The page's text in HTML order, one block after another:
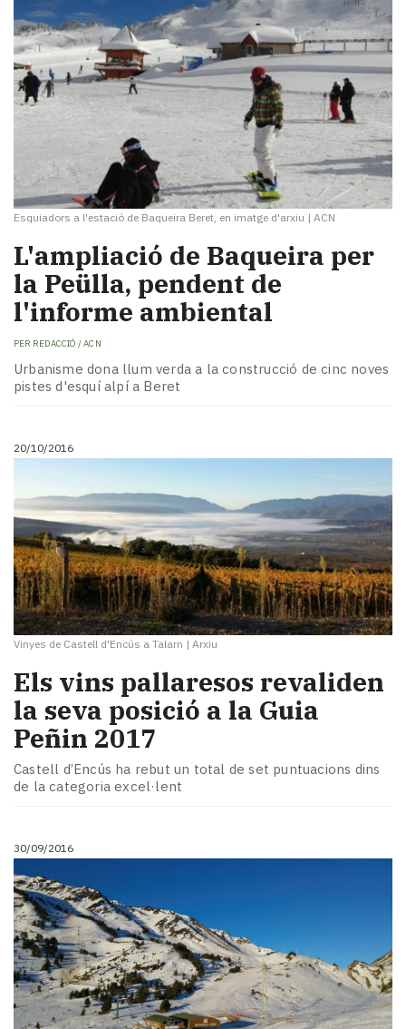
Esquiadors a l'estació de Baqueira Beret, en imatge d'arxiu | ACN
L'ampliació de Baqueira per
la Peülla, pendent de
l'informe ambiental
PER REDACCIÓ / ACN
​Urbanisme dona llum verda a la construcció de cinc noves
pistes d'esquí alpí a Beret
20/10/2016
Vinyes de Castell d'Encús a Talarn | Arxiu
Els vins pallaresos revaliden
la seva posició a la Guia
Peñin 2017
Castell d’Encús ha rebut un total de set puntuacions dins
de la categoria excel·lent
30/09/2016